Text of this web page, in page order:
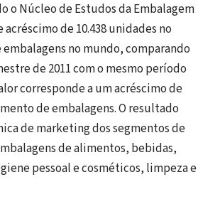
o Núcleo de Estudos da Embalagem
acréscimo de 10.438 unidades no
no mundo, comparando
de 2011 com o mesmo período
corresponde a um acréscimo de
de embalagens. O resultado
de marketing dos segmentos de
de alimentos, bebidas,
pessoal e cosméticos, limpeza e